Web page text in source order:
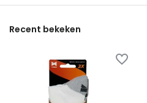
Recent bekeken